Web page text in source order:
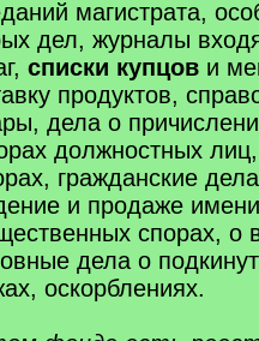
магистрата,
дел, журналы
списки купцов и
продуктов,
дела о
должностных лиц,
гражданские
и продаже
спорах, о
дела о
оскорблениях.